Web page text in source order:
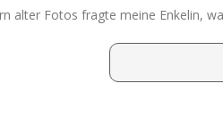
alter Fotos fragte meine Enkelin,